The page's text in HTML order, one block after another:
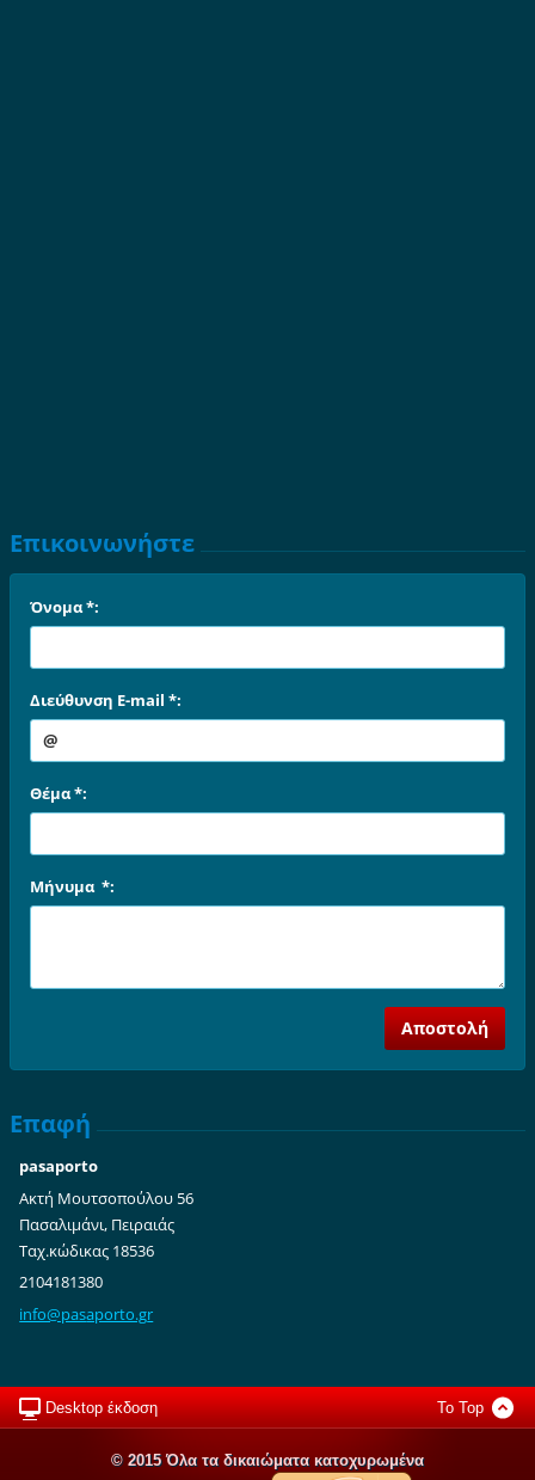
Επικοινωνήστε
Όνομα *:
Διεύθυνση E-mail *:
Θέμα *:
Μήνυμα *:
Επαφή
pasaporto
Ακτή Μουτσοπούλου 56
Πασαλιμάνι, Πειραιάς
Ταχ.κώδικας 18536
2104181380
info@pasaporto.gr
Desktop έκδοση To Top
© 2015 Όλα τα δικαιώματα κατοχυρωμένα